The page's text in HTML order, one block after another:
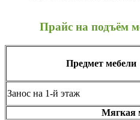
Прайс на подъём
Предмет мебели
Занос на 1-й этаж
Мягкая